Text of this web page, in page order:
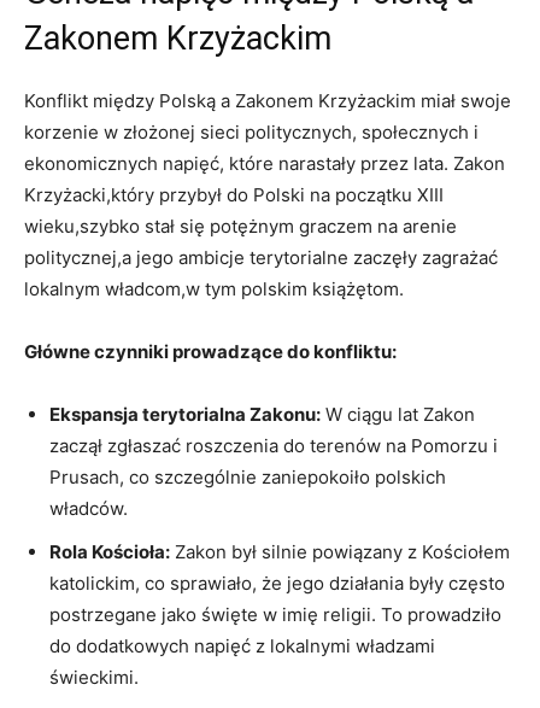
Zakonem Krzyżackim
Konflikt między Polską a Zakonem Krzyżackim miał swoje
korzenie w złożonej sieci politycznych, społecznych i
ekonomicznych napięć, które narastały przez lata. Zakon
Krzyżacki,który przybył do Polski na początku XIII
wieku,szybko stał się potężnym graczem na arenie
politycznej,a jego ambicje terytorialne zaczęły zagrażać
lokalnym władcom,w tym polskim książętom.
Główne czynniki prowadzące do konfliktu:
Ekspansja terytorialna Zakonu: W ciągu lat Zakon
zaczął zgłaszać roszczenia do terenów na Pomorzu i
Prusach, co szczególnie zaniepokoiło polskich
władców.
Rola Kościoła: Zakon był silnie powiązany z Kościołem
katolickim, co sprawiało, że jego działania były często
postrzegane jako święte w imię religii. To prowadziło
do dodatkowych napięć z lokalnymi władzami
świeckimi.